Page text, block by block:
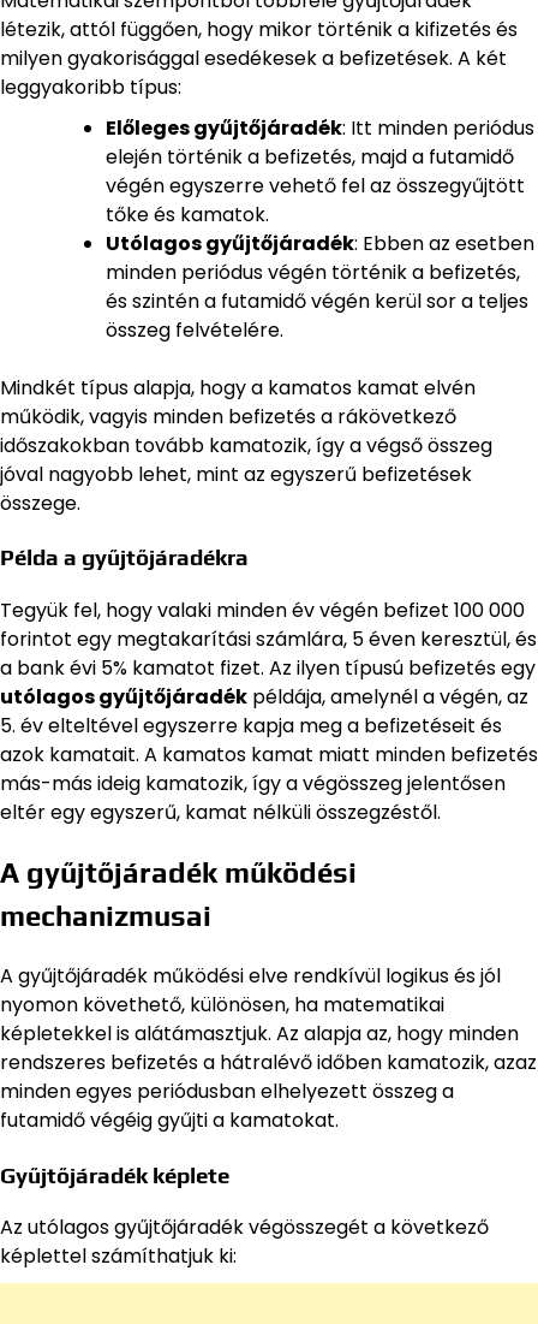
létezik, attól függően, hogy mikor történik a kifizetés és
milyen gyakorisággal esedékesek a befizetések. A két
leggyakoribb típus:
Előleges gyűjtőjáradék: Itt minden periódus
elején történik a befizetés, majd a futamidő
végén egyszerre vehető fel az összegyűjtött
tőke és kamatok.
Utólagos gyűjtőjáradék: Ebben az esetben
minden periódus végén történik a befizetés,
és szintén a futamidő végén kerül sor a teljes
összeg felvételére.
Mindkét típus alapja, hogy a kamatos kamat elvén
működik, vagyis minden befizetés a rákövetkező
időszakokban tovább kamatozik, így a végső összeg
jóval nagyobb lehet, mint az egyszerű befizetések
összege.
Példa a gyűjtőjáradékra
Tegyük fel, hogy valaki minden év végén befizet 100 000
forintot egy megtakarítási számlára, 5 éven keresztül, és
a bank évi 5% kamatot fizet. Az ilyen típusú befizetés egy
utólagos gyűjtőjáradék példája, amelynél a végén, az
5. év elteltével egyszerre kapja meg a befizetéseit és
azok kamatait. A kamatos kamat miatt minden befizetés
más-más ideig kamatozik, így a végösszeg jelentősen
eltér egy egyszerű, kamat nélküli összegzéstől.
A gyűjtőjáradék működési
mechanizmusai
A gyűjtőjáradék működési elve rendkívül logikus és jól
nyomon követhető, különösen, ha matematikai
képletekkel is alátámasztjuk. Az alapja az, hogy minden
rendszeres befizetés a hátralévő időben kamatozik, azaz
minden egyes periódusban elhelyezett összeg a
futamidő végéig gyűjti a kamatokat.
Gyűjtőjáradék képlete
Az utólagos gyűjtőjáradék végösszegét a következő
képlettel számíthatjuk ki: